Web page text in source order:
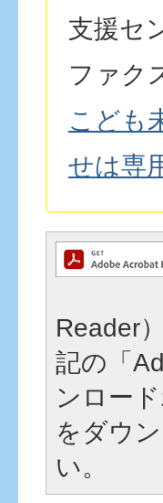
支援セ
ファク
こども
せは専
Reader
記の「
ンロー
をダウ
い。